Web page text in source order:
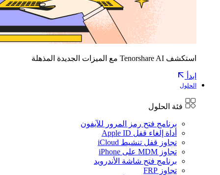
استكشف Tenorshare AI مع الميزات الجديدة المذهلة
ابدأ
الحلول
فئة الحلول
برنامج فتح رمز المرور للآيفون
أداة إلغاء قفل Apple ID
تجاوز قفل تنشيط iCloud
تجاوز MDM على iPhone
برنامج فتح شاشة الأندرويد
تجاوز FRP